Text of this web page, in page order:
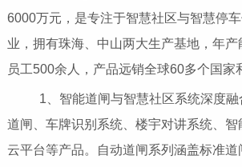
6000万元，是专注于智慧社区与智慧停
业，拥有珠海、中山两大生产基地，年
员工500余人，产品远销全球60多个国家
1、智能道闸与智慧社区系统深度融
道闸、车牌识别系统、楼宇对讲系统、智
云平台等产品。自动道闸系列涵盖标准